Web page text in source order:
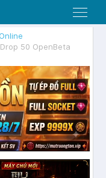
Menu
50 OpenBeta